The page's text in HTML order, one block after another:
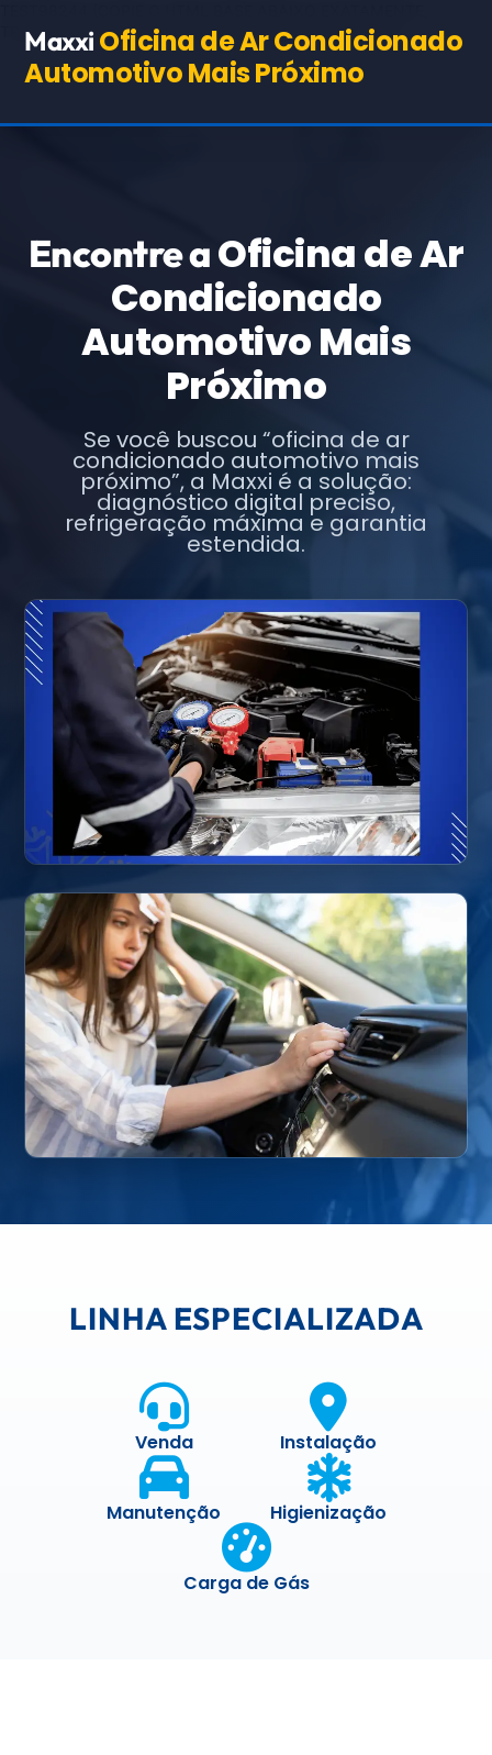
TROCANDO APENAS OS TEXTOS E URLs INDICADOS)
Maxxi Oficina de Ar Condicionado
Automotivo Mais Próximo
Encontre aOficina de Ar
Condicionado
Automotivo Mais
Próximo
Se você buscou “oficina de ar
condicionado automotivo mais
próximo”, a Maxxi é a solução:
diagnóstico digital preciso,
refrigeração máxima e garantia
estendida.
LINHA ESPECIALIZADA
Venda Instalação
Manutenção Higienização
Carga de Gás